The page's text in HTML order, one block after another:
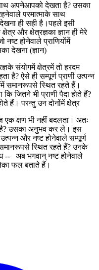
साथ अपनेआपको देखता है? उसका
परमात्माके साथ
ही सही है।पहले इसी
और क्षेत्रज्ञका ज्ञान ही मेरे
नष्ट होनेवाले प्राणियोंमें
देखना (ज्ञान)
संयोगमें क्षेत्रमें तो हरदम
है? ऐसे ही सम्पूर्ण प्राणी उत्पन्न
समानरूपसे स्थित रहते हैं।
जितने भी प्राणी पैदा होते हैं?
हैं। परन्तु उन दोनोंमें क्षेत्र
एक क्षण भी नहीं बदलता। अतः
है? उसका अनुभव कर ले। इस
और नष्ट होनेवाले सम्पूर्ण
समानरूपसे स्थित रहते हैं? उनके
-- अब भगवान् नष्ट होनेवाले
फल बताते हैं।